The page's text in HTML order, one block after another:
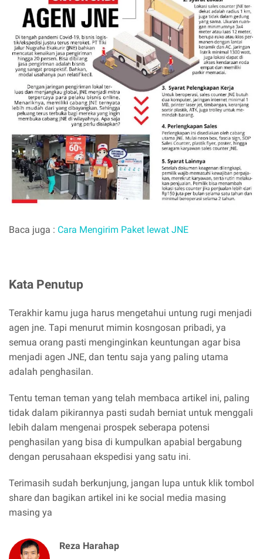
Baca juga : Cara Mengirim Paket lewat JNE
Kata Penutup
Terakhir kamu juga harus mengetahui untung rugi menjadi
agen jne. Tapi menurut mimin kosngosan pribadi, ya
semua orang pasti menginginkan keuntungan agar bisa
menjadi agen JNE, dan tentu saja yang paling utama
adalah penghasilan.
Tentu teman teman yang telah membaca artikel ini, paling
tidak dalam pikirannya pasti sudah berniat untuk menggali
lebih dalam mengenai prospek seberapa potensi
penghasilan yang bisa di kumpulkan apabial bergabung
dengan perusahaan ekspedisi yang satu ini.
Terimasih sudah berkunjung, jangan lupa untuk klik tombol
share dan bagikan artikel ini ke social media masing
masing ya
Reza Harahap